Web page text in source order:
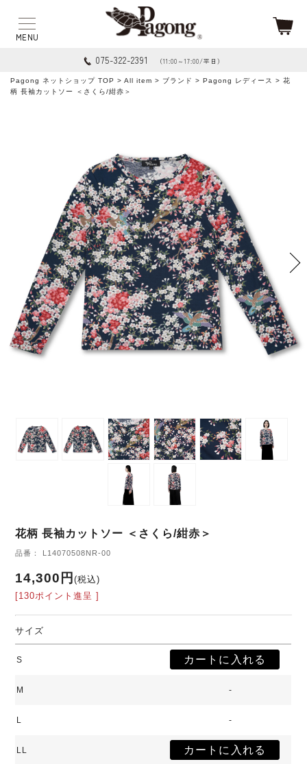
075-322-2391 （11:00～17:00/平日）
Pagong ネットショップ TOP > All item > ブランド > Pagong レディース
> 花
柄 長袖カットソー ＜さくら/紺赤＞
花柄 長袖カットソー ＜さくら/紺赤＞
品番： L14070508NR-00
14,300円(税込)
[130ポイント進呈 ]
サイズ
S
M -
L -
LL